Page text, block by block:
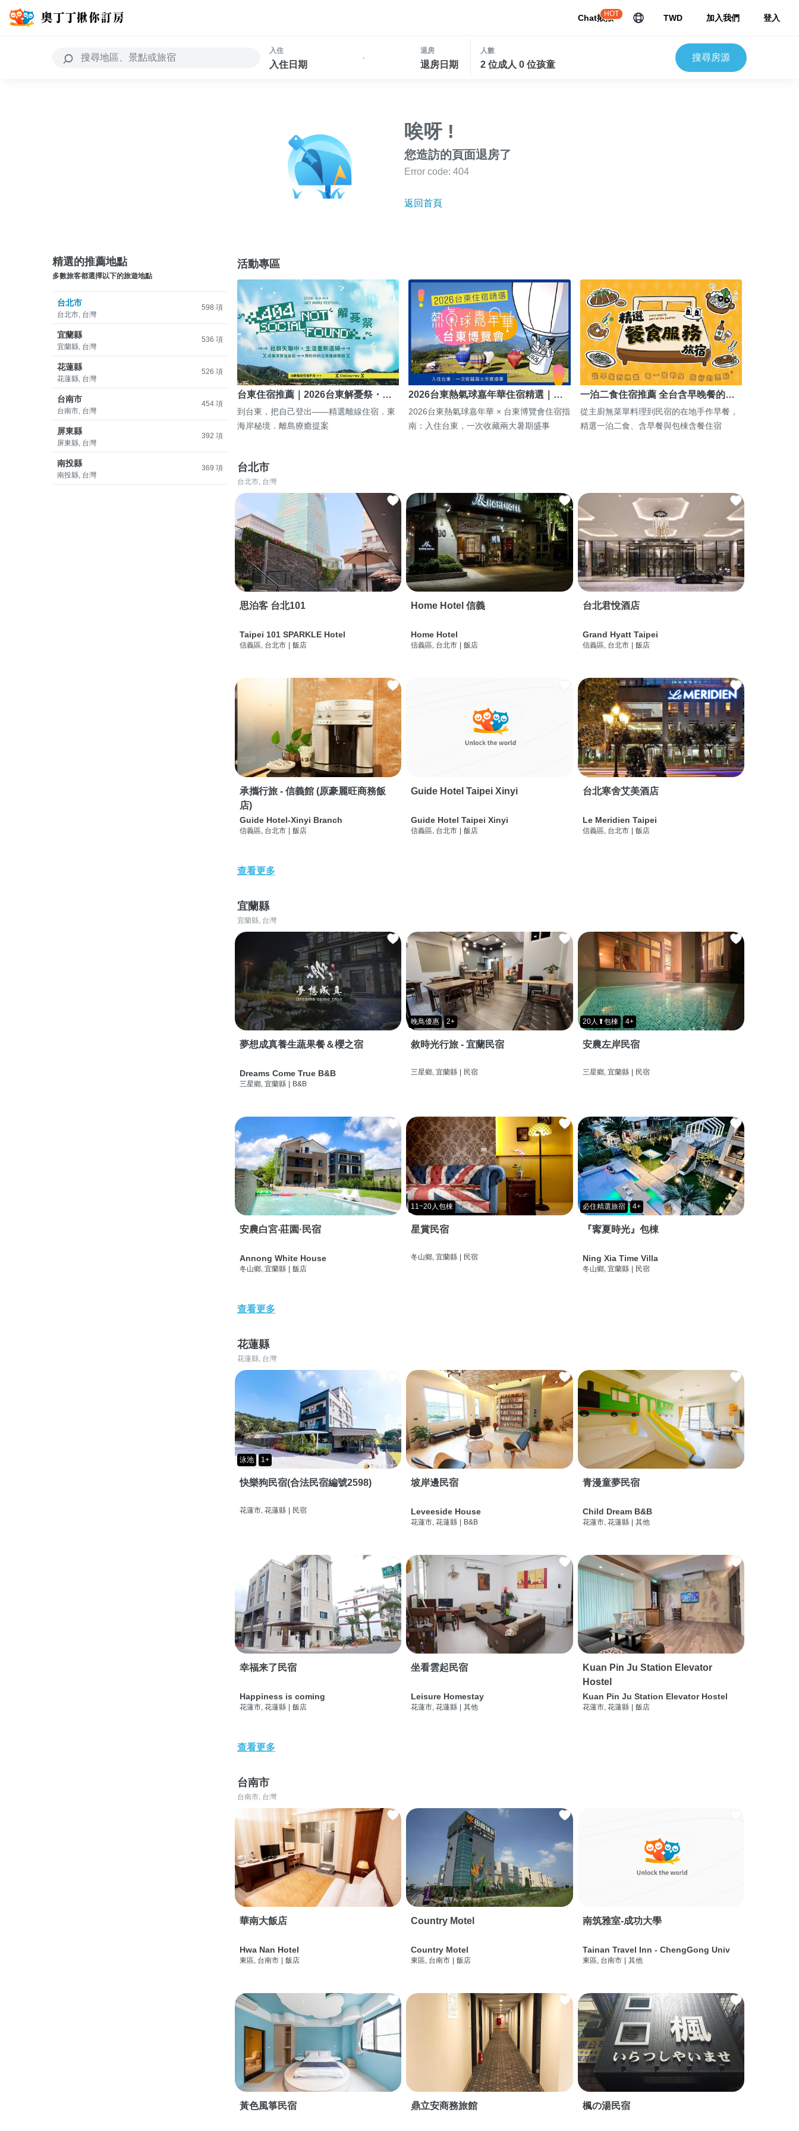
Chat揪揪
HOT TWD 加入我們 登入
入住
入住日期
-
退房
退房日期
人數
2 位成人 0 位孩童
搜尋房源
唉呀 !
您造訪的頁面退房了
Error code: 404
返回首頁
精選的推薦地點
多數旅客都選擇以下的旅遊地點
台北市
台北市, 台灣
598 項
宜蘭縣
宜蘭縣, 台灣
536 項
花蓮縣
花蓮縣, 台灣
526 項
台南市
台南市, 台灣
454 項
屏東縣
屏東縣, 台灣
392 項
南投縣
南投縣, 台灣
369 項
活動專區
台東住宿推薦｜2026台東解憂祭・…
到台東，把自己登出——精選離線住宿．東
海岸秘境．離島療癒提案
2026台東熱氣球嘉年華住宿精選｜…
2026台東熱氣球嘉年華 × 台東博覽會住宿指
南：入住台東，一次收藏兩大暑期盛事
一泊二食住宿推薦 全台含早晚餐的…
從主廚無菜單料理到民宿的在地手作早餐，
精選一泊二食、含早餐與包棟含餐住宿
台北市
台北市, 台灣
思泊客 台北101
Taipei 101 SPARKLE Hotel
信義區, 台北市 飯店
Home Hotel 信義
Home Hotel
信義區, 台北市 飯店
台北君悅酒店
Grand Hyatt Taipei
信義區, 台北市 飯店
承攜行旅 - 信義館 (原豪麗旺商務飯
店)
Guide Hotel-Xinyi Branch
信義區, 台北市 | 飯店
Guide Hotel Taipei Xinyi
Guide Hotel Taipei Xinyi
信義區, 台北市 | 飯店
台北寒舍艾美酒店
Le Meridien Taipei
信義區, 台北市 | 飯店
查看更多
宜蘭縣
宜蘭縣, 台灣
夢想成真養生蔬果餐＆櫻之宿
Dreams Come True B&B
三星鄉, 宜蘭縣 | B&B
晚鳥優惠 2+
敘時光行旅 - 宜蘭民宿
三星鄉, 宜蘭縣 | 民宿
20人⬆包棟 4+
安農左岸民宿
三星鄉, 宜蘭縣 | 民宿
安農白宮‧莊園·民宿
Annong White House
冬山鄉, 宜蘭縣 | 飯店
11~20人包棟
星賞民宿
冬山鄉, 宜蘭縣 | 民宿
必住精選旅宿 4+
『寗夏時光』包棟
Ning Xia Time Villa
冬山鄉, 宜蘭縣 | 民宿
查看更多
花蓮縣
花蓮縣, 台灣
泳池 1+
快樂狗民宿(合法民宿編號2598)
花蓮市, 花蓮縣 | 民宿
坡岸邊民宿
Leveeside House
花蓮市, 花蓮縣 | B&B
青漫童夢民宿
Child Dream B&B
花蓮市, 花蓮縣 | 其他
幸福来了民宿
Happiness is coming
花蓮市, 花蓮縣 飯店
坐看雲起民宿
Leisure Homestay
花蓮市, 花蓮縣 其他
Kuan Pin Ju Station Elevator
Hostel
Kuan Pin Ju Station Elevator Hostel
花蓮市, 花蓮縣 飯店
查看更多
台南市
台南市, 台灣
華南大飯店
Hwa Nan Hotel
東區, 台南市 飯店
Country Motel
Country Motel
東區, 台南市 飯店
南筑雅室-成功大學
Tainan Travel Inn - ChengGong Univ
東區, 台南市 其他
黃色風箏民宿 鼎立安商務旅館 楓の湯民宿